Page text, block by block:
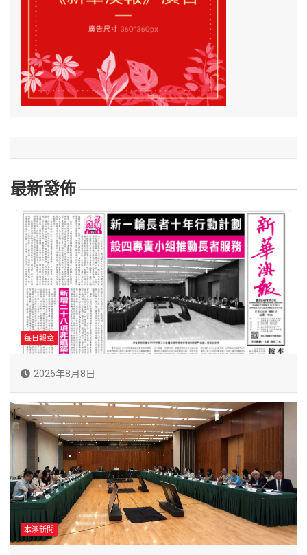
最新發佈
每日報章
2026年8月8日
本澳新聞